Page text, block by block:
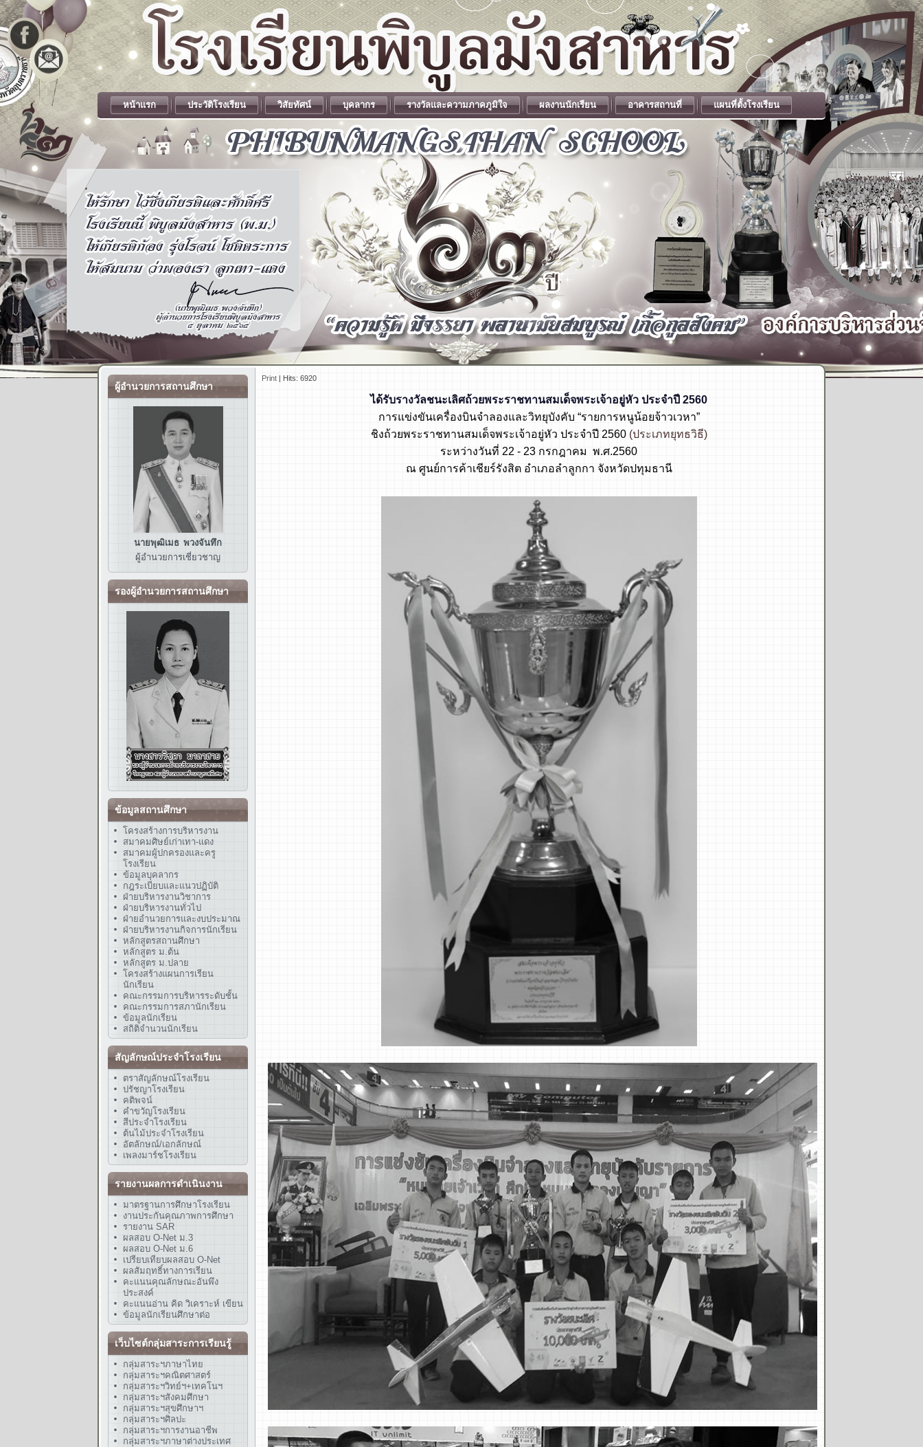
.
.
หน้าแรก ประวัติโรงเรียน วิสัยทัศน์ บุคลากร รางวัลและความภาคภูมิใจ ผลงานนักเรียน อาคารสถานที่ แผนที่ตั้งโรงเรียน
ผู้อำนวยการสถานศึกษา
นายพุฒิเมธ พวงจันทึก
ผู้อำนวยการเชี่ยวชาญ
รองผู้อำนวยการสถานศึกษา
ข้อมูลสถานศึกษา
โครงสร้างการบริหารงาน
สมาคมศิษย์เก่าเทา-แดง
สมาคมผู้ปกครองและครู
โรงเรียน
ข้อมูลบุคลากร
กฎระเบียบและแนวปฏิบัติ
ฝ่ายบริหารงานวิชาการ
ฝ่ายบริหารงานทั่วไป
ฝ่ายอำนวยการและงบประมาณ
ฝ่ายบริหารงานกิจการนักเรียน
หลักสูตรสถานศึกษา
หลักสูตร ม.ต้น
หลักสูตร ม.ปลาย
โครงสร้างแผนการเรียน
นักเรียน
คณะกรรมการบริหารระดับชั้น
คณะกรรมการสภานักเรียน
ข้อมูลนักเรียน
สถิติจำนวนนักเรียน
สัญลักษณ์ประจำโรงเรียน
ตราสัญลักษณ์โรงเรียน
ปรัชญาโรงเรียน
คติพจน์
คำขวัญโรงเรียน
สีประจำโรงเรียน
ต้นไม้ประจำโรงเรียน
อัตลักษณ์/เอกลักษณ์
เพลงมาร์ชโรงเรียน
รายงานผลการดำเนินงาน
มาตรฐานการศึกษาโรงเรียน
งานประกันคุณภาพการศึกษา
รายงาน SAR
ผลสอบ O-Net ม.3
ผลสอบ O-Net ม.6
เปรียบเทียบผลสอบ O-Net
ผลสัมฤทธิ์ทางการเรียน
คะแนนคุณลักษณะอันพึง
ประสงค์
คะแนนอ่าน คิด วิเคราะห์ เขียน
ข้อมูลนักเรียนศึกษาต่อ
เว็บไซต์กลุ่มสาระการเรียนรู้
กลุ่มสาระฯภาษาไทย
กลุ่มสาระฯคณิตศาสตร์
กลุ่มสาระฯวิทย์ฯ+เทคโนฯ
กลุ่มสาระฯสังคมศึกษา
กลุ่มสาระฯสุขศึกษาฯ
กลุ่มสาระฯศิลปะ
กลุ่มสาระฯการงานอาชีพ
กลุ่มสาระฯภาษาต่างประเทศ
Print | Hits: 6920
ได้รับรางวัลชนะเลิศถ้วยพระราชทานสมเด็จพระเจ้าอยู่หัว ประจำปี 2560
การแข่งขันเครื่องบินจำลองและวิทยุบังคับ “รายการหนูน้อยจ้าวเวหา”
ชิงถ้วยพระราชทานสมเด็จพระเจ้าอยู่หัว ประจำปี 2560 (ประเภทยุทธวิธี)
ระหว่างวันที่ 22 - 23 กรกฎาคม พ.ศ.2560
ณ ศูนย์การค้าเชียร์รังสิต อำเภอลำลูกกา จังหวัดปทุมธานี